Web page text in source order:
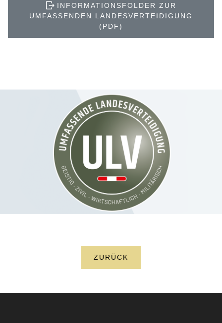
INFORMATIONSFOLDER ZUR
UMFASSENDEN LANDESVERTEIDIGUNG
(PDF)
ZURÜCK